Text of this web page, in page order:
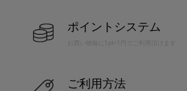
ポイントシステム
お買い物毎に1pt=1円でご利用頂けます
ご利用方法